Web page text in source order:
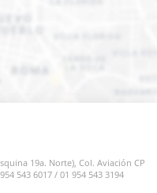
19a. Norte), Col. Aviación CP
543 6017 / 01 954 543 3194